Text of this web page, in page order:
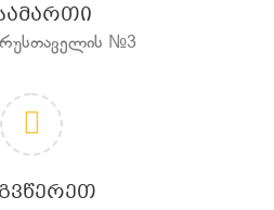
რუსთაველის №3